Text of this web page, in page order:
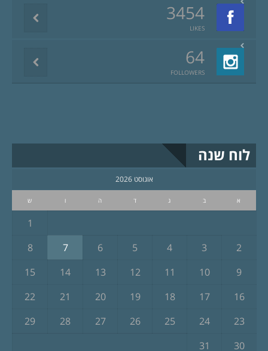
3454
LIKES
64
FOLLOWERS
לוח שנה
אוגוסט 2026
א ב ג ד ה ו ש
1
2
3
4
5
6
7
8
9
10
11
12
13
14
15
16
17
18
19
20
21
22
23
24
25
26
27
28
29
30
31